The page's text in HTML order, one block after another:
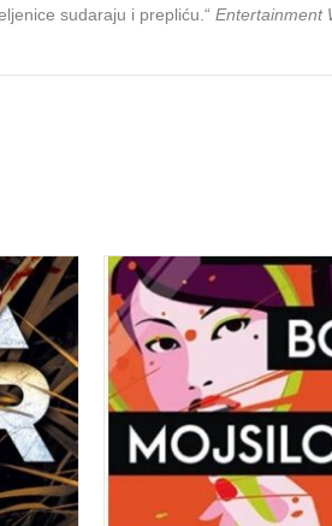
sudaraju i prepliću.“ Entertainment